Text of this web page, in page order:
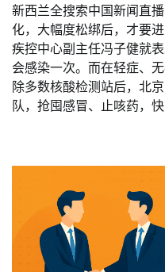
新西兰全搜索中国新闻直
化，大幅度松绑后，才要
疾控中心副主任冯子健就
会感染一次。而在轻症、
除多数核酸检测站后，北
队，抢囤感冒、止咳药，快